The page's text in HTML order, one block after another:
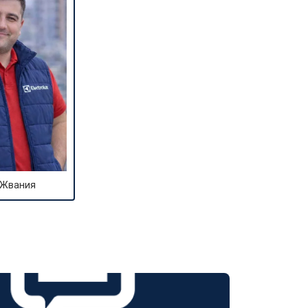
1600 ₽
1250 ₽
1000 ₽
850 ₽
1100 ₽